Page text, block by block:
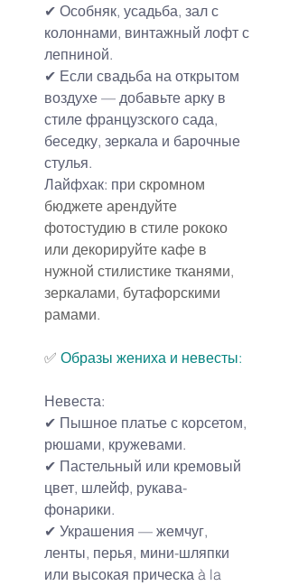
✔ Особняк, усадьба, зал с
колоннами, винтажный лофт с
лепниной.
✔ Если свадьба на открытом
воздухе — добавьте арку в
стиле французского сада,
беседку, зеркала и барочные
стулья.
Лайфхак: при скромном
бюджете арендуйте
фотостудию в стиле рококо
или декорируйте кафе в
нужной стилистике тканями,
зеркалами, бутафорскими
рамами.
✅ Образы жениха и невесты:
Невеста:
✔ Пышное платье с корсетом,
рюшами, кружевами.
✔ Пастельный или кремовый
цвет, шлейф, рукава-
фонарики.
✔ Украшения — жемчуг,
ленты, перья, мини-шляпки
или высокая прическа à la